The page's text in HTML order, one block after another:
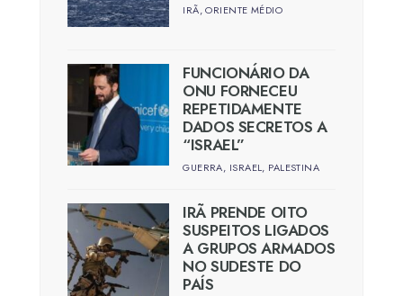
IRÃ,ORIENTE MÉDIO
FUNCIONÁRIO DA
ONU FORNECEU
REPETIDAMENTE
DADOS SECRETOS A
“ISRAEL”
GUERRA, ISRAEL, PALESTINA
IRÃ PRENDE OITO
SUSPEITOS LIGADOS
A GRUPOS ARMADOS
NO SUDESTE DO
PAÍS